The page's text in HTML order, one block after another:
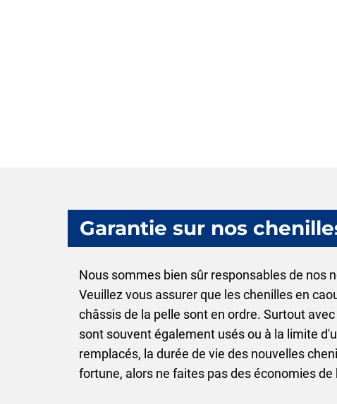
Garantie sur nos
Nous sommes bien sûr responsables de nos
Veuillez vous assurer que les chenilles en
châssis de la pelle sont en ordre. Surtout
sont souvent également usés ou à la limite
remplacés, la durée de vie des nouvelles
fortune, alors ne faites pas des économies